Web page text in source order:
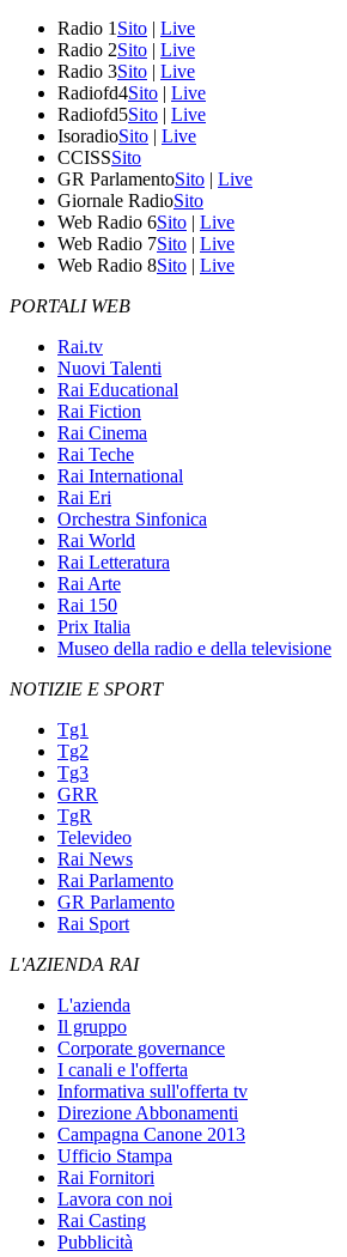
Radio 1 Sito | Live
Radio 2Sito | Live
Radio 3Sito | Live
Radiofd4Sito | Live
Radiofd5Sito | Live
IsoradioSito | Live
CCISSSito
GR ParlamentoSito | Live
Giornale RadioSito
Web Radio 6Sito | Live
Web Radio 7Sito | Live
Web Radio 8Sito | Live
PORTALI WEB
Rai.tv
Nuovi Talenti
Rai Educational
Rai Fiction
Rai Cinema
Rai Teche
Rai International
Rai Eri
Orchestra Sinfonica
Rai World
Rai Letteratura
Rai Arte
Rai 150
Prix Italia
Museo della radio e della televisione
NOTIZIE E SPORT
Tg1
Tg2
Tg3
GRR
TgR
Televideo
Rai News
Rai Parlamento
GR Parlamento
Rai Sport
L'AZIENDA RAI
L'azienda
Il gruppo
Corporate governance
I canali e l'offerta
Informativa sull'offerta tv
Direzione Abbonamenti
Campagna Canone 2013
Ufficio Stampa
Rai Fornitori
Lavora con noi
Rai Casting
Pubblicità